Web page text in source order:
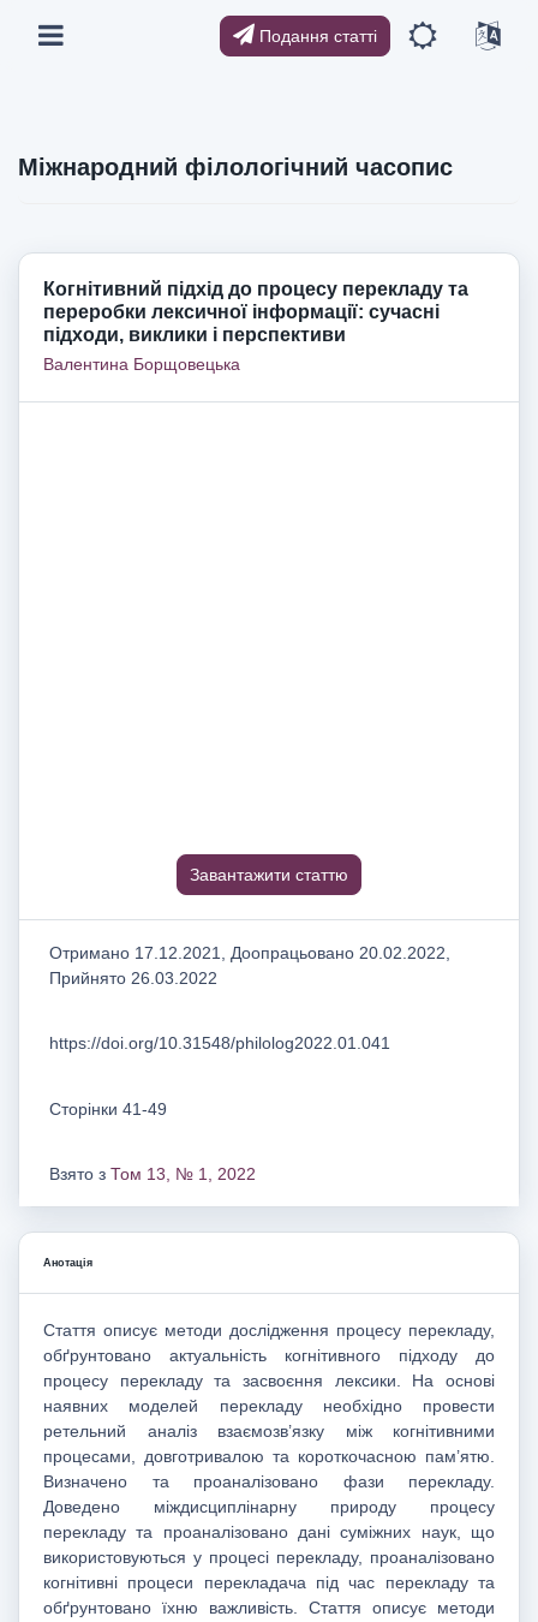
Подання статті
Міжнародний філологічний часопис
Когнітивний підхід до процесу перекладу та
переробки лексичної інформації: сучасні
підходи, виклики і перспективи
Валентина Борщовецька
Завантажити статтю
Отримано 17.12.2021, Доопрацьовано 20.02.2022,
Прийнято 26.03.2022
https://doi.org/10.31548/philolog2022.01.041
Сторінки 41-49
Взято з Том 13, № 1, 2022
Анотація
Стаття описує методи дослідження процесу перекладу,
обґрунтовано актуальність когнітивного підходу до
процесу перекладу та засвоєння лексики. На основі
наявних моделей перекладу необхідно провести
ретельний аналіз взаємозв’язку між когнітивними
процесами, довготривалою та короткочасною пам’ятю.
Визначено та проаналізовано фази перекладу.
Доведено міждисциплінарну природу процесу
перекладу та проаналізовано дані суміжних наук, що
використовуються у процесі перекладу, проаналізовано
когнітивні процеси перекладача під час перекладу та
обґрунтовано їхню важливість. Стаття описує методи